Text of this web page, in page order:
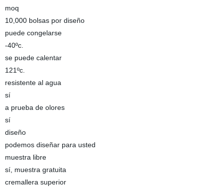
moq
10,000 bolsas por diseño
puede congelarse
-40ºc.
se puede calentar
121ºc.
resistente al agua
sí
a prueba de olores
sí
diseño
podemos diseñar para usted
muestra libre
sí, muestra gratuita
cremallera superior